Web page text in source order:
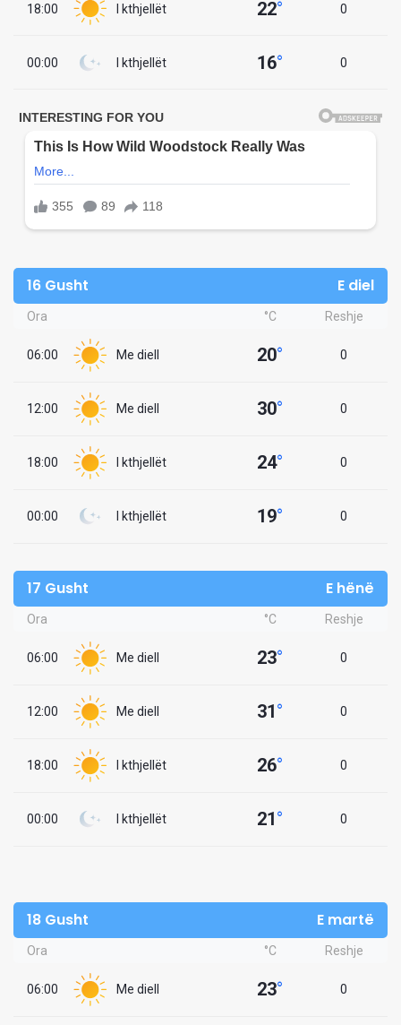
18:00 I kthjellët 22° 0
00:00 I kthjellët 16° 0
16 Gusht E diel
Ora °C Reshje
06:00 Me diell 20° 0
12:00 Me diell 30° 0
18:00 I kthjellët 24° 0
00:00 I kthjellët 19° 0
17 Gusht E hënë
Ora °C Reshje
06:00 Me diell 23° 0
12:00 Me diell 31° 0
18:00 I kthjellët 26° 0
00:00 I kthjellët 21° 0
18 Gusht E martë
Ora °C Reshje
06:00 Me diell 23° 0